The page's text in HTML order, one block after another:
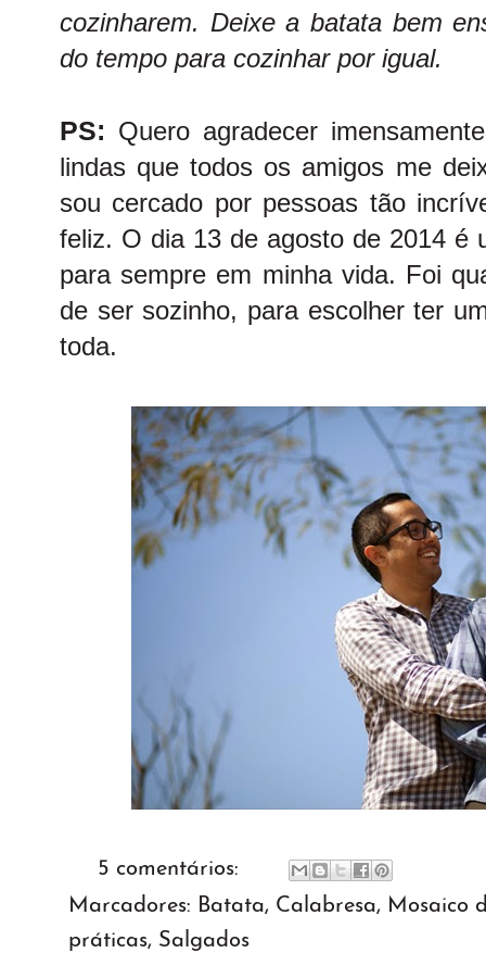
cozinharem. Deixe a batata bem
do tempo para cozinhar por igual.
PS: Quero agradecer
lindas que todos os amigos me
sou cercado por pessoas tão
feliz. O dia 13 de agosto de 2014 é
para sempre em minha vida. Foi
de ser sozinho, para escolher ter
toda.
5 comentários:
Marcadores: Batata, Calabresa, Mosaico
práticas, Salgados